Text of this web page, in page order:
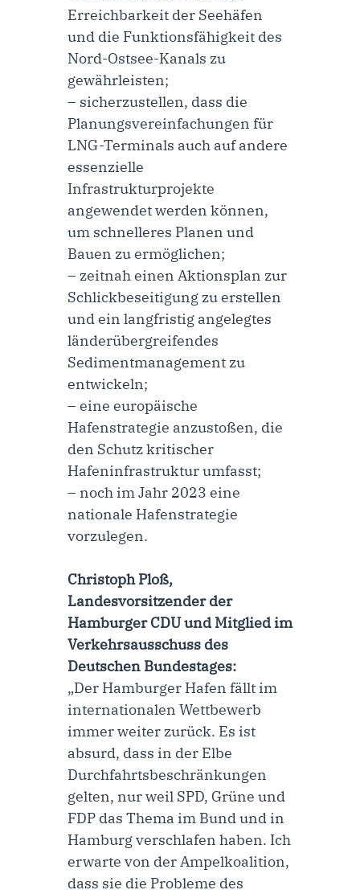
Erreichbarkeit der Seehäfen
und die Funktionsfähigkeit des
Nord-Ostsee-Kanals zu
gewährleisten;
– sicherzustellen, dass die
Planungsvereinfachungen für
LNG-Terminals auch auf andere
essenzielle
Infrastrukturprojekte
angewendet werden können,
um schnelleres Planen und
Bauen zu ermöglichen;
– zeitnah einen Aktionsplan zur
Schlickbeseitigung zu erstellen
und ein langfristig angelegtes
länderübergreifendes
Sedimentmanagement zu
entwickeln;
– eine europäische
Hafenstrategie anzustoßen, die
den Schutz kritischer
Hafeninfrastruktur umfasst;
– noch im Jahr 2023 eine
nationale Hafenstrategie
vorzulegen.
Christoph Ploß,
Landesvorsitzender der
Hamburger CDU und Mitglied im
Verkehrsausschuss des
Deutschen Bundestages:
„Der Hamburger Hafen fällt im
internationalen Wettbewerb
immer weiter zurück. Es ist
absurd, dass in der Elbe
Durchfahrtsbeschränkungen
gelten, nur weil SPD, Grüne und
FDP das Thema im Bund und in
Hamburg verschlafen haben. Ich
erwarte von der Ampelkoalition,
dass sie die Probleme des